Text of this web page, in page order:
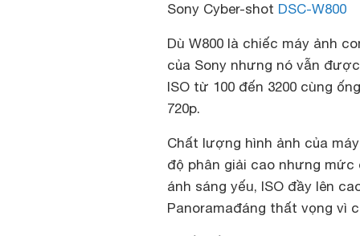
Sony Cyber-shot DSC-W800
Dù W800 là chiếc máy ảnh
của Sony nhưng nó vẫn
ISO từ 100 đến 3200 cùng
720p.
Chất lượng hình ảnh của
độ phân giải cao nhưng
ánh sáng yếu, ISO đầy lên
Panoramađáng thất vọng vì